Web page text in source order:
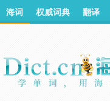
海词 权威词典 翻译